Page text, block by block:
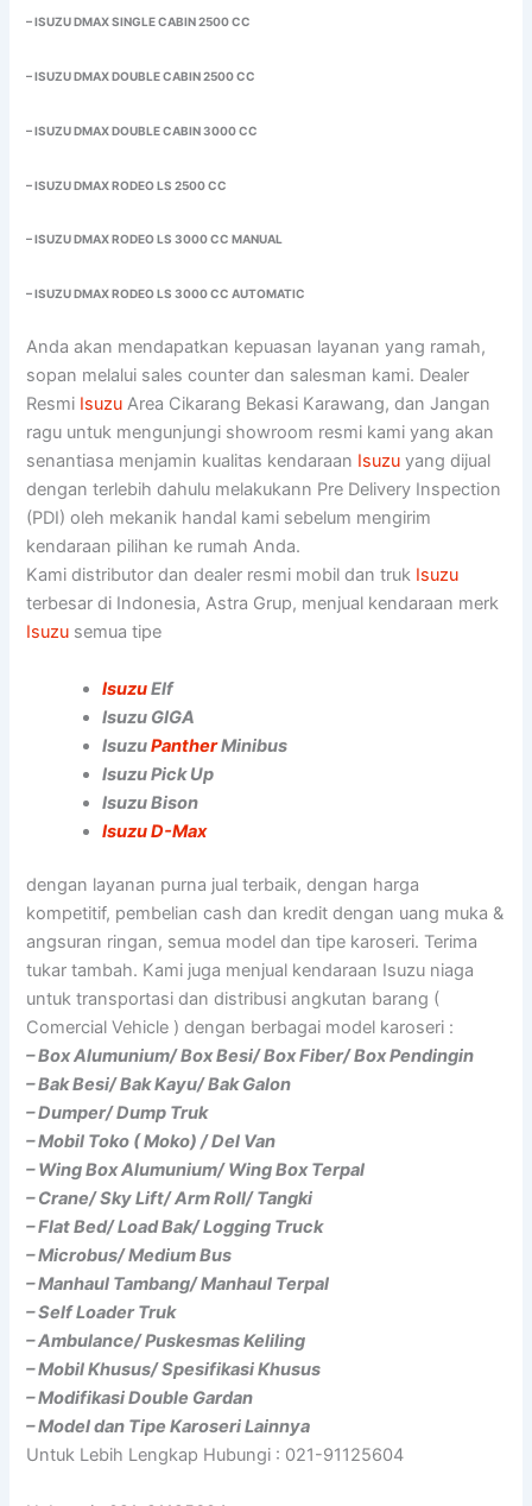
– ISUZU DMAX SINGLE CABIN 2500 CC
– ISUZU DMAX DOUBLE CABIN 2500 CC
– ISUZU DMAX DOUBLE CABIN 3000 CC
– ISUZU DMAX RODEO LS 2500 CC
– ISUZU DMAX RODEO LS 3000 CC MANUAL
– ISUZU DMAX RODEO LS 3000 CC AUTOMATIC
Anda akan mendapatkan kepuasan layanan yang ramah,
sopan melalui sales counter dan salesman kami. Dealer
Resmi Isuzu Area Cikarang Bekasi Karawang, dan Jangan
ragu untuk mengunjungi showroom resmi kami yang akan
senantiasa menjamin kualitas kendaraan Isuzu yang dijual
dengan terlebih dahulu melakukann Pre Delivery Inspection
(PDI) oleh mekanik handal kami sebelum mengirim
kendaraan pilihan ke rumah Anda.
Kami distributor dan dealer resmi mobil dan truk Isuzu
terbesar di Indonesia, Astra Grup, menjual kendaraan merk
Isuzu semua tipe
IsuzuElf
Isuzu GIGA
IsuzuPantherMinibus
Isuzu Pick Up
Isuzu Bison
Isuzu D-Max
dengan layanan purna jual terbaik, dengan harga
kompetitif, pembelian cash dan kredit dengan uang muka &
angsuran ringan, semua model dan tipe karoseri. Terima
tukar tambah. Kami juga menjual kendaraan Isuzu niaga
untuk transportasi dan distribusi angkutan barang (
Comercial Vehicle ) dengan berbagai model karoseri :
– Box Alumunium/ Box Besi/ Box Fiber/ Box Pendingin
– Bak Besi/ Bak Kayu/ Bak Galon
– Dumper/ Dump Truk
– Mobil Toko ( Moko) / Del Van
– Wing Box Alumunium/ Wing Box Terpal
– Crane/ Sky Lift/ Arm Roll/ Tangki
– Flat Bed/ Load Bak/ Logging Truck
– Microbus/ Medium Bus
– Manhaul Tambang/ Manhaul Terpal
– Self Loader Truk
– Ambulance/ Puskesmas Keliling
– Mobil Khusus/ Spesifikasi Khusus
– Modifikasi Double Gardan
– Model dan Tipe Karoseri Lainnya
Untuk Lebih Lengkap Hubungi : 021-91125604